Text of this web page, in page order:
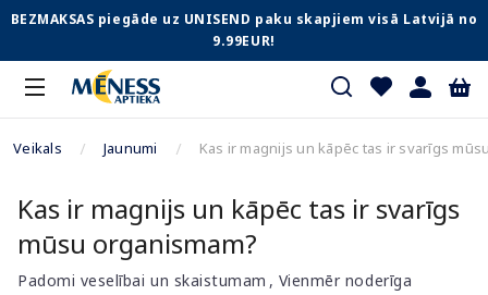
BEZMAKSAS piegāde uz UNISEND paku skapjiem visā Latvijā no
9.99EUR!
Veikals Jaunumi Kas ir magnijs un kāpēc tas ir svarīgs
Kas ir magnijs un kāpēc tas ir svarīgs
mūsu organismam?
Padomi veselībai un skaistumam Vienmēr noderīga